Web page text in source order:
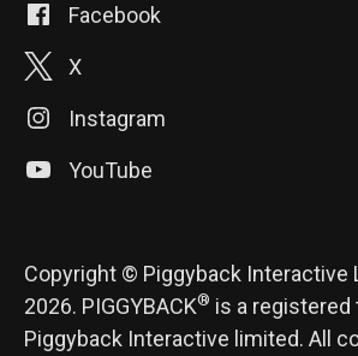
Facebook
X
Instagram
YouTube
Copyright © Piggyback Interactive
2026. PIGGYBACK® is a registered
Piggyback Interactive limited. All